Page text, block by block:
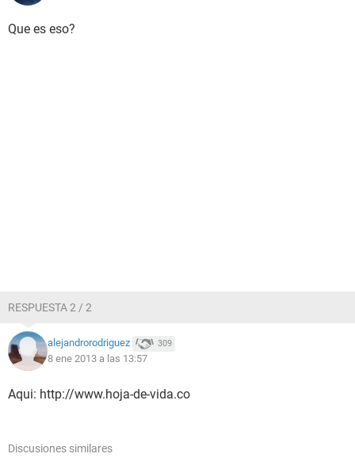
Que es eso?
RESPUESTA 2 / 2
alejandrorodriguez 309
8 ene 2013 a las 13:57
Aqui: http://www.hoja-de-vida.co
Discusiones similares